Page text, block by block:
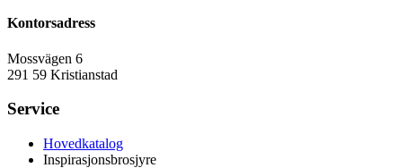
Kontorsadress
Mossvägen 6
291 59 Kristianstad
Service
Hovedkatalog
Inspirasjonsbrosjyre